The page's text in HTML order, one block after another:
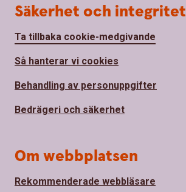
Säkerhet och integritet
Ta tillbaka cookie-medgivande
Så hanterar vi cookies
Behandling av personuppgifter
Bedrägeri och säkerhet
Om webbplatsen
Rekommenderade webbläsare